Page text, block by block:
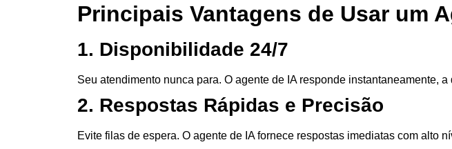
Principais Vantagens de Usar um
1. Disponibilidade 24/7
Seu atendimento nunca para. O agente de IA responde instantaneamente,
2. Respostas Rápidas e Precisão
Evite filas de espera. O agente de IA fornece respostas imediatas com alto